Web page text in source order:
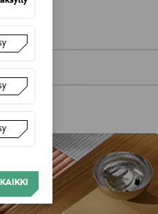
koosta riippuen
valittuun osoitteeseen.
tuotteen vastaanottamisesta.